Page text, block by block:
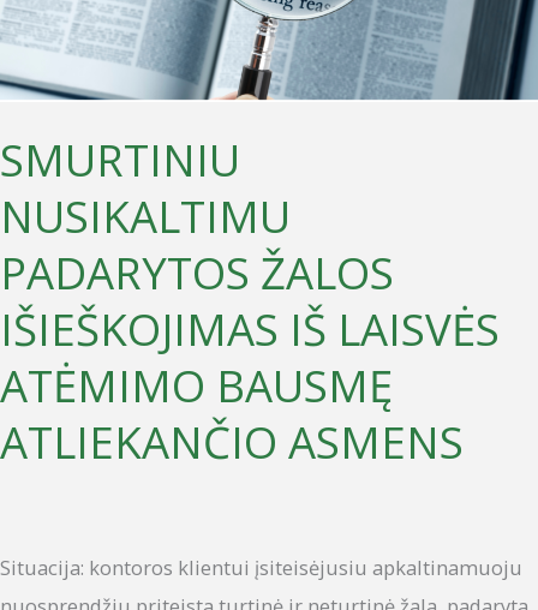
SMURTINIU
NUSIKALTIMU
PADARYTOS ŽALOS
IŠIEŠKOJIMAS IŠ LAISVĖS
ATĖMIMO BAUSMĘ
ATLIEKANČIO ASMENS
Situacija: kontoros klientui įsiteisėjusiu apkaltinamuoju
IŠ
LAISVĖS
ATĖMIMO
ATLIEKANČIO
ASMENS